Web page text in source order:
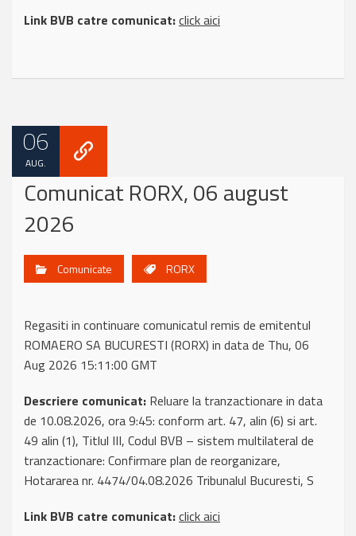
Link BVB catre comunicat:click aici
06
AUG.
Comunicat RORX, 06 august
2026
Comunicate RORX
Regasiti in continuare comunicatul remis de emitentul
ROMAERO SA BUCURESTI (RORX) in data de Thu, 06
Aug 2026 15:11:00 GMT
Descriere comunicat: Reluare la tranzactionare in data
de 10.08.2026, ora 9:45: conform art. 47, alin (6) si art.
49 alin (1), Titlul III, Codul BVB – sistem multilateral de
tranzactionare: Confirmare plan de reorganizare,
Hotararea nr. 4474/04.08.2026 Tribunalul Bucuresti, S
Link BVB catre comunicat:click aici